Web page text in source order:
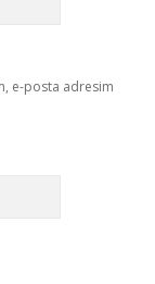
e-posta adresim